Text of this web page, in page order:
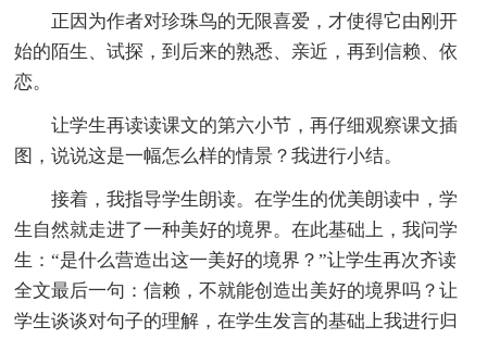
正因为作者对珍珠鸟的无限喜爱，才使得它由刚开
始的陌生、试探，到后来的熟悉、亲近，再到信赖、依
恋。
让学生再读读课文的第六小节，再仔细观察课文插
图，说说这是一幅怎么样的情景？我进行小结。
接着，我指导学生朗读。在学生的优美朗读中，学
生自然就走进了一种美好的境界。在此基础上，我问学
生：“是什么营造出这一美好的境界？”让学生再次齐读
全文最后一句：信赖，不就能创造出美好的境界吗？让
学生谈谈对句子的理解，在学生发言的基础上我进行归